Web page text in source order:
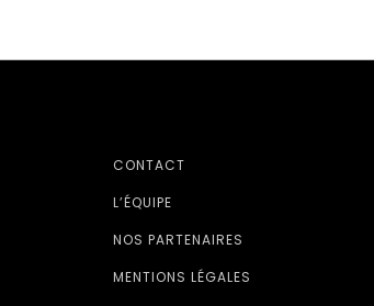
CONTACT
L’ÉQUIPE
NOS PARTENAIRES
MENTIONS LÉGALES